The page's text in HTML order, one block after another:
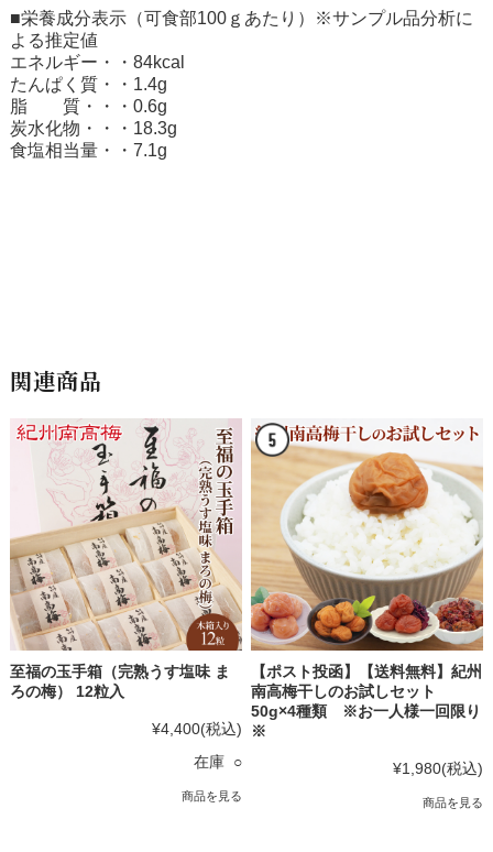
■栄養成分表示（可食部100ｇあたり）※サンプル品分析に
よる推定値
エネルギー・・84kcal
たんぱく質・・1.4g
脂 質・・・0.6g
炭水化物・・・18.3g
食塩相当量・・7.1g
関連商品
至福の玉手箱（完熟うす塩味 ま
ろの梅） 12粒入
¥4,400(税込)
在庫 ○
商品を見る
【ポスト投函】【送料無料】紀州
南高梅干しのお試しセット
50g×4種類 ※お一人様一回限り
※
¥1,980(税込)
商品を見る